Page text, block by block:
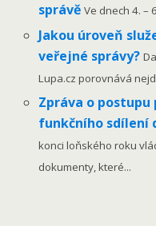
správěVe dnech 4. –
Jakou úroveň
veřejné správy?
Lupa.cz porovnává
Zpráva o postupu
funkčního sdílení
konci loňského roku
dokumenty, které...